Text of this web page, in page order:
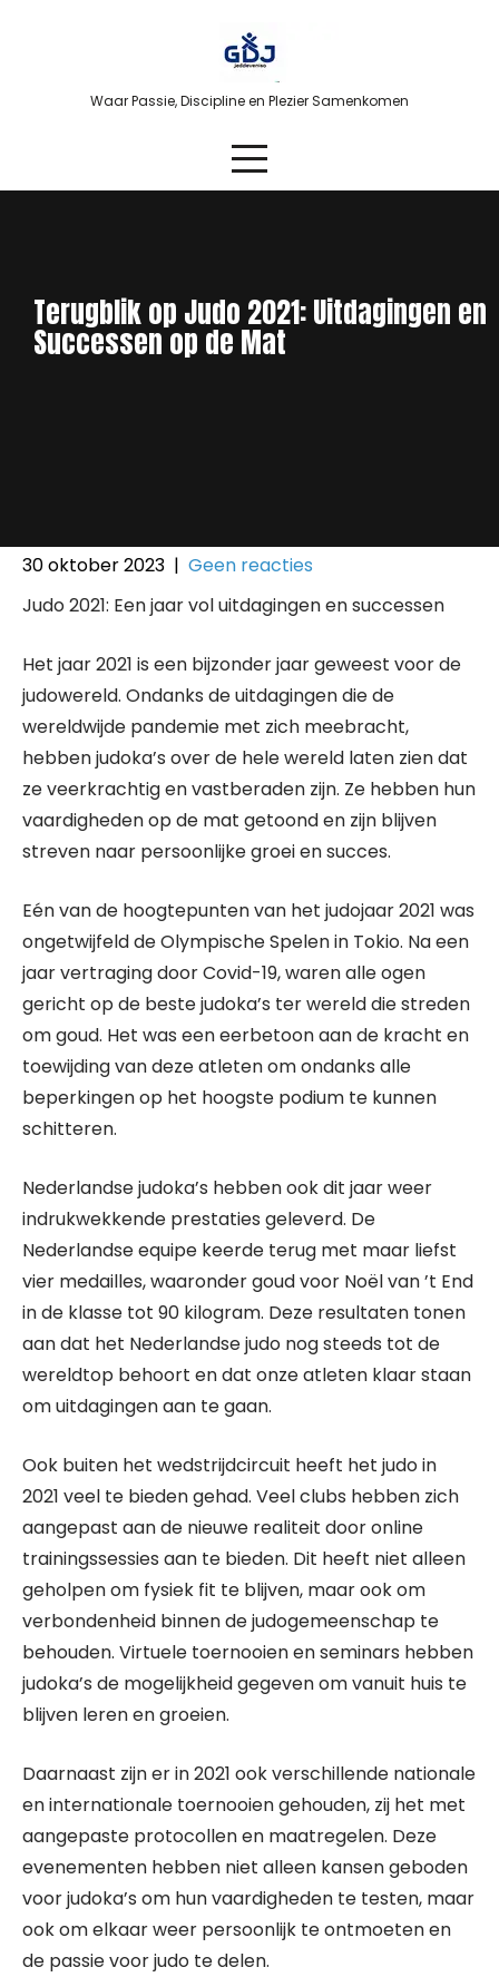
Waar Passie, Discipline en Plezier Samenkomen
Terugblik op Judo 2021: Uitdagingen en
Successen op de Mat
30 oktober 2023 | Geen reacties
Judo 2021: Een jaar vol uitdagingen en successen
Het jaar 2021 is een bijzonder jaar geweest voor de
judowereld. Ondanks de uitdagingen die de
wereldwijde pandemie met zich meebracht,
hebben judoka’s over de hele wereld laten zien dat
ze veerkrachtig en vastberaden zijn. Ze hebben hun
vaardigheden op de mat getoond en zijn blijven
streven naar persoonlijke groei en succes.
Eén van de hoogtepunten van het judojaar 2021 was
ongetwijfeld de Olympische Spelen in Tokio. Na een
jaar vertraging door Covid-19, waren alle ogen
gericht op de beste judoka’s ter wereld die streden
om goud. Het was een eerbetoon aan de kracht en
toewijding van deze atleten om ondanks alle
beperkingen op het hoogste podium te kunnen
schitteren.
Nederlandse judoka’s hebben ook dit jaar weer
indrukwekkende prestaties geleverd. De
Nederlandse equipe keerde terug met maar liefst
vier medailles, waaronder goud voor Noël van ’t End
in de klasse tot 90 kilogram. Deze resultaten tonen
aan dat het Nederlandse judo nog steeds tot de
wereldtop behoort en dat onze atleten klaar staan
om uitdagingen aan te gaan.
Ook buiten het wedstrijdcircuit heeft het judo in
2021 veel te bieden gehad. Veel clubs hebben zich
aangepast aan de nieuwe realiteit door online
trainingssessies aan te bieden. Dit heeft niet alleen
geholpen om fysiek fit te blijven, maar ook om
verbondenheid binnen de judogemeenschap te
behouden. Virtuele toernooien en seminars hebben
judoka’s de mogelijkheid gegeven om vanuit huis te
blijven leren en groeien.
Daarnaast zijn er in 2021 ook verschillende nationale
en internationale toernooien gehouden, zij het met
aangepaste protocollen en maatregelen. Deze
evenementen hebben niet alleen kansen geboden
voor judoka’s om hun vaardigheden te testen, maar
ook om elkaar weer persoonlijk te ontmoeten en
de passie voor judo te delen.